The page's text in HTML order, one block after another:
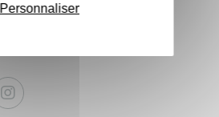
Personnaliser